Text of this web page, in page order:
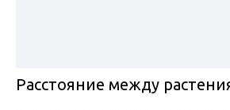
Расстояние между